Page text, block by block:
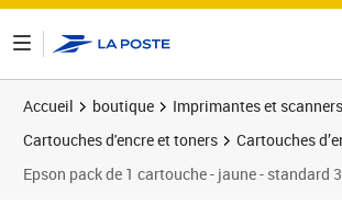
Accueil boutique
Imprimantes et scanners
Cartouches d'encre et toners
Cartouches
Epson pack de 1 cartouche - jaune - standard